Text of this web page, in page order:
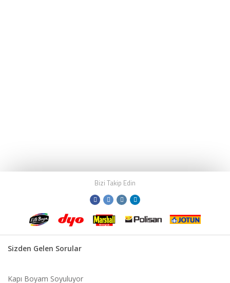
Bizi Takip Edin
Sizden Gelen Sorular
Kapı Boyam Soyuluyor